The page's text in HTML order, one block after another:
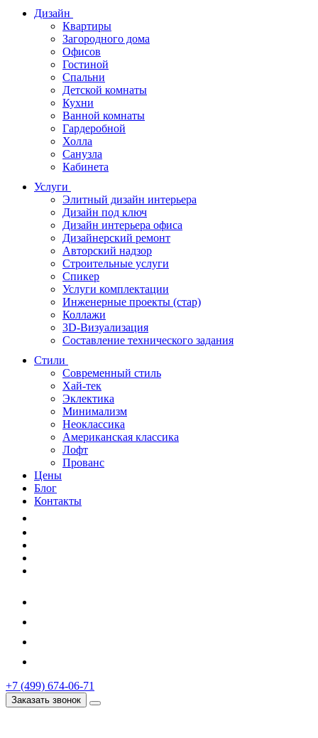
Дизайн
Квартиры
Загородного дома
Офисов
Гостиной
Спальни
Детской комнаты
Кухни
Ванной комнаты
Гардеробной
Холла
Санузла
Кабинета
Услуги
Элитный дизайн интерьера
Дизайн под ключ
Дизайн интерьера офиса
Дизайнерский ремонт
Авторский надзор
Строительные услуги
Спикер
Услуги комплектации
Инженерные проекты (стар)
Коллажи
3D-Визуализация
Составление технического задания
Стили
Современный стиль
Хай-тек
Эклектика
Минимализм
Неоклассика
Американская классика
Лофт
Прованс
Цены
Блог
Контакты
+7 (499) 674-06-71
Заказать звонок